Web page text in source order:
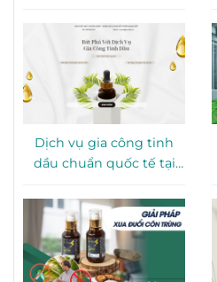
Dịch vụ gia công tinh
dầu chuẩn quốc tế tại